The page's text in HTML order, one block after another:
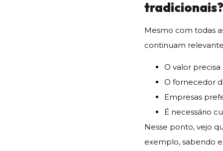
Mesmo com todas
continuam
O valor
O fornecedor
Empresas
É necessário
Nesse ponto, vejo
exemplo, sabendo